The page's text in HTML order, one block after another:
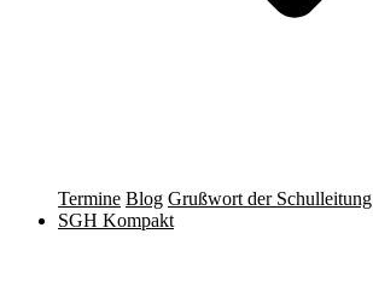
Termine Blog Grußwort der Schulleitung
SGH Kompakt